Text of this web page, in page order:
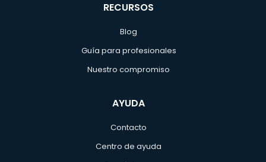
RECURSOS
Blog
Guía para profesionales
Nuestro compromiso
AYUDA
Contacto
Centro de ayuda